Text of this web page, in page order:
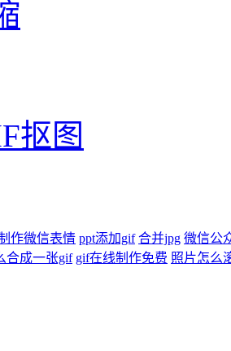
抠图
作微信表情 ppt添加gif 合并jpg 微信公
合成一张gif gif在线制作免费 照片怎么